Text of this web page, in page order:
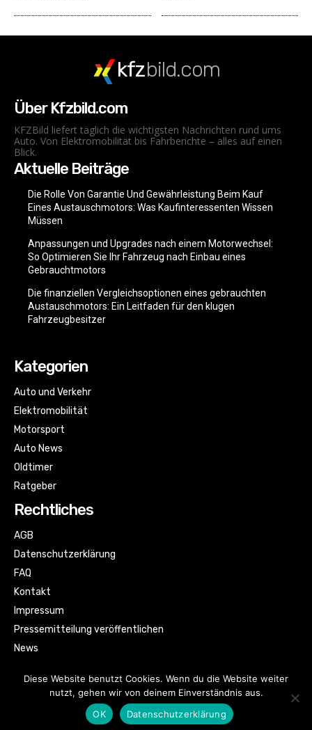
kfzbild.com
Über Kfzbild.com
KFZBild liefert täglich die wichtigsten Nachrichten rund ums
Auto. Von Elektromobilität bis Fahrberichte – alles auf einen
Blick.
Aktuelle Beiträge
Die Rolle Von Garantie Und Gewährleistung Beim Kauf
Eines Austauschmotors: Was Kaufinteressenten Wissen
Müssen
Anpassungen und Upgrades nach einem Motorwechsel:
So Optimieren Sie Ihr Fahrzeug nach Einbau eines
Gebrauchtmotors
Die finanziellen Vergleichsoptionen eines gebrauchten
Austauschmotors: Ein Leitfaden für den klugen
Fahrzeugbesitzer
Kategorien
Auto und Verkehr
Elektromobilität
Motorsport
Auto News
Oldtimer
Ratgeber
Rechtliches
AGB
Datenschutzerklärung
FAQ
Kontakt
Impressum
Pressemitteilung veröffentlichen
News
© Automagazin für alle by kfzbild.com | All rights reserved.
Diese Website benutzt Cookies. Wenn du die Website weiter
nutzt, gehen wir von deinem Einverständnis aus.
OK
Datenschutzerklärung